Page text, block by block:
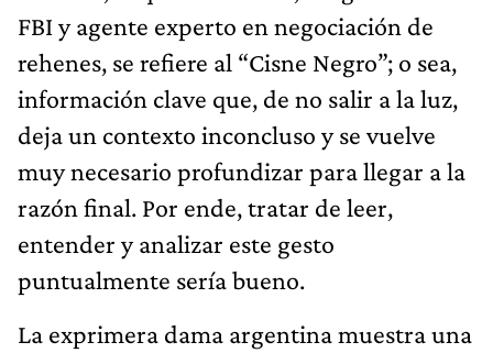
FBI y agente experto en negociación de
rehenes, se refiere al “Cisne Negro”; o sea,
información clave que, de no salir a la luz,
deja un contexto inconcluso y se vuelve
muy necesario profundizar para llegar a la
razón final. Por ende, tratar de leer,
entender y analizar este gesto
puntualmente sería bueno.
La exprimera dama argentina muestra una